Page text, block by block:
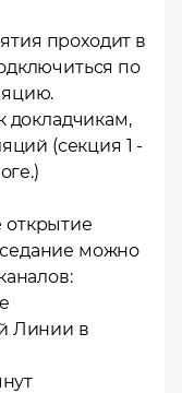
проходит в
по
докладчикам,
(секция 1 -
открытие
можно
Линии в